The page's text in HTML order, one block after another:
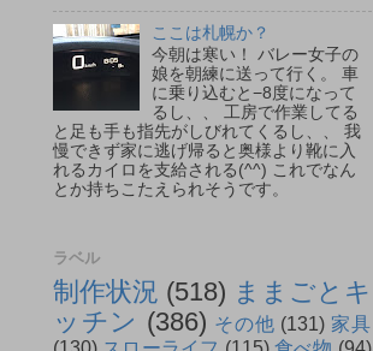
ここは札幌か？
今朝は寒い！ バレー女子の
娘を朝練に送って行く。 車
に乗り込むと−8度になって
るし、、 工房で作業してる
と足も手も指先がしびれてくるし、、 我
慢できず家に逃げ帰ると奥様より靴に入
れるカイロを支給される(^^) これでなん
とか持ちこたえられそうです。
ラベル
制作状況 (518) ままごとキ
ッチン (386) その他 (131) 家具